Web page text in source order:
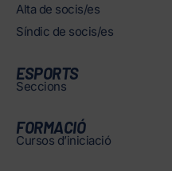
Alta de socis/es
Síndic de socis/es
ESPORTS
Seccions
FORMACIÓ
Cursos d’iniciació